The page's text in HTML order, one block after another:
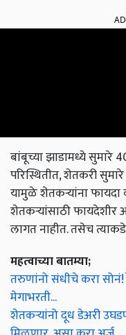
बांबूच्या झाडामध्ये सुमारे
परिस्थितीत, शेतकरी
यामुळे शेतकऱ्यांना
शेतकऱ्यांसाठी फायदेशीर
लागत नाहीत. तसेच
महत्वाच्या बातम्या;
तरुणांनो संधीचे करा सोनं!
मेगाभरती...
शेतकऱ्यांनो दूध डेअरी